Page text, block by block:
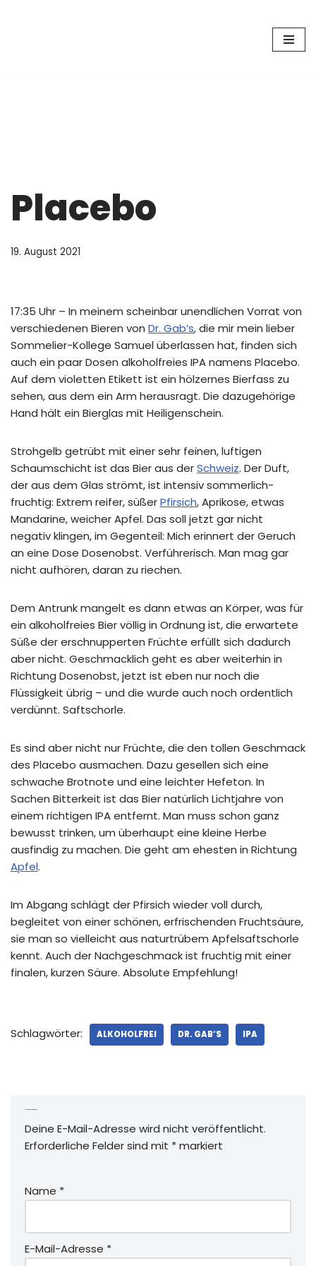
Placebo
19. August 2021
17:35 Uhr – In meinem scheinbar unendlichen Vorrat von
verschiedenen Bieren von Dr. Gab’s, die mir mein lieber
Sommelier-Kollege Samuel überlassen hat, finden sich
auch ein paar Dosen alkoholfreies IPA namens Placebo.
Auf dem violetten Etikett ist ein hölzernes Bierfass zu
sehen, aus dem ein Arm herausragt. Die dazugehörige
Hand hält ein Bierglas mit Heiligenschein.
Strohgelb getrübt mit einer sehr feinen, luftigen
Schaumschicht ist das Bier aus derSchweiz. Der Duft,
der aus dem Glas strömt, ist intensiv sommerlich-
fruchtig: Extrem reifer, süßerPfirsich, Aprikose, etwas
Mandarine, weicher Apfel. Das soll jetzt gar nicht
negativ klingen, im Gegenteil: Mich erinnert der Geruch
an eine Dose Dosenobst. Verführerisch. Man mag gar
nicht aufhören, daran zu riechen.
Dem Antrunk mangelt es dann etwas an Körper, was für
ein alkoholfreies Bier völlig in Ordnung ist, die erwartete
Süße der erschnupperten Früchte erfüllt sich dadurch
aber nicht. Geschmacklich geht es aber weiterhin in
Richtung Dosenobst, jetzt ist eben nur noch die
Flüssigkeit übrig – und die wurde auch noch ordentlich
verdünnt. Saftschorle.
Es sind aber nicht nur Früchte, die den tollen Geschmack
des Placebo ausmachen. Dazu gesellen sich eine
schwache Brotnote und eine leichter Hefeton. In
Sachen Bitterkeit ist das Bier natürlich Lichtjahre von
einem richtigen IPA entfernt. Man muss schon ganz
bewusst trinken, um überhaupt eine kleine Herbe
ausfindig zu machen. Die geht am ehesten in Richtung
Apfel.
Im Abgang schlägt der Pfirsich wieder voll durch,
begleitet von einer schönen, erfrischenden Fruchtsäure,
sie man so vielleicht aus naturtrübem Apfelsaftschorle
kennt. Auch der Nachgeschmack ist fruchtig mit einer
finalen, kurzen Säure. Absolute Empfehlung!
Schlagwörter: ALKOHOLFREI DR. GAB‘S IPA
Deine E-Mail-Adresse wird nicht veröffentlicht.
Erforderliche Felder sind mit *markiert
Name *
E-Mail-Adresse *